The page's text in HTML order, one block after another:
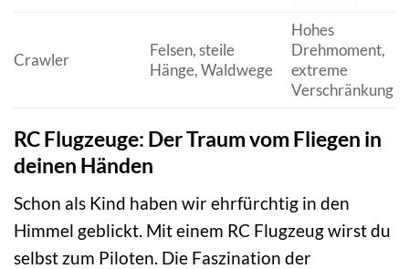
Crawler
Felsen, steile
Hänge, Waldwege
Hohes
Drehmoment,
extreme
Verschränkung
RC Flugzeuge: Der Traum vom Fliegen in
deinen Händen
Schon als Kind haben wir ehrfürchtig in den
Himmel geblickt. Mit einem RC Flugzeug wirst du
selbst zum Piloten. Die Faszination der